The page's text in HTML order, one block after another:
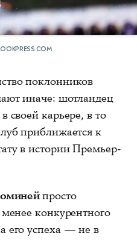
поклонников
иначе: шотландец
своей карьере, в то
приближается к
в истории Премьер-
просто
конкурентного
его успеха — не в